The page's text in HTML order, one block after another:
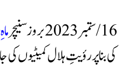
کی بنا پر رؤیتِ ہلال کمیٹیوں